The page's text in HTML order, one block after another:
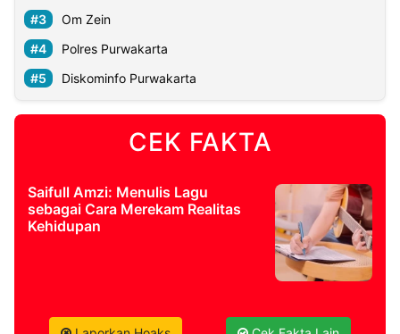
Om Zein
Polres Purwakarta
Diskominfo Purwakarta
CEK FAKTA
Saifull Amzi: Menulis Lagu
sebagai Cara Merekam Realitas
Kehidupan